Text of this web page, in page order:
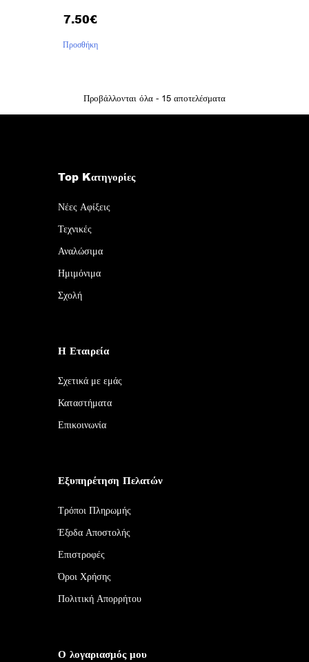
7.50€
Προσθήκη
Προβάλλονται όλα - 15 αποτελέσματα
Top Kατηγορίες
Νέες Αφίξεις
Τεχνικές
Αναλώσιμα
Ημιμόνιμα
Σχολή
Η Εταιρεία
Σχετικά με εμάς
Καταστήματα
Επικοινωνία
Εξυπηρέτηση Πελατών
Τρόποι Πληρωμής
Έξοδα Αποστολής
Επιστροφές
Όροι Χρήσης
Πολιτική Απορρήτου
Ο λογαριασμός μου